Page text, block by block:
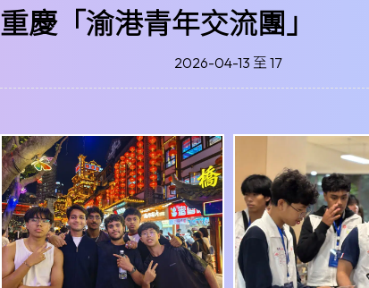
重慶「渝港青年交流團」
2026-04-13 至 17